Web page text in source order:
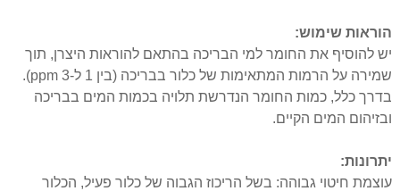
הוראות שימוש:
יש להוסיף את החומר למי הבריכה בהתאם להוראות היצרן, תוך
שמירה על הרמות המתאימות של כלור בבריכה (בין 1 ל-3 ppm).
בדרך כלל, כמות החומר הנדרשת תלויה בכמות המים בבריכה
ובזיהום המים הקיים.
יתרונות:
עוצמת חיטוי גבוהה: בשל הריכוז הגבוה של כלור פעיל, הכלור